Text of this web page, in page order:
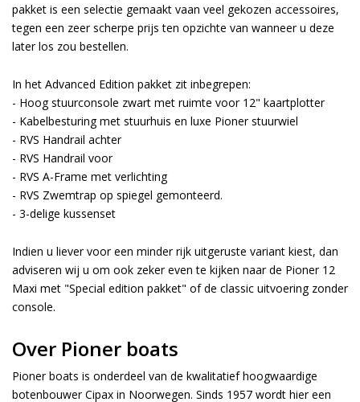
pakket is een selectie gemaakt vaan veel gekozen accessoires,
tegen een zeer scherpe prijs ten opzichte van wanneer u deze
later los zou bestellen.
In het Advanced Edition pakket zit inbegrepen:
- Hoog stuurconsole zwart met ruimte voor 12" kaartplotter
- Kabelbesturing met stuurhuis en luxe Pioner stuurwiel
- RVS Handrail achter
- RVS Handrail voor
- RVS A-Frame met verlichting
- RVS Zwemtrap op spiegel gemonteerd.
- 3-delige kussenset
Indien u liever voor een minder rijk uitgeruste variant kiest, dan
adviseren wij u om ook zeker even te kijken naar de Pioner 12
Maxi met "Special edition pakket" of de classic uitvoering zonder
console.
Over Pioner boats
Pioner boats is onderdeel van de kwalitatief hoogwaardige
botenbouwer Cipax in Noorwegen. Sinds 1957 wordt hier een